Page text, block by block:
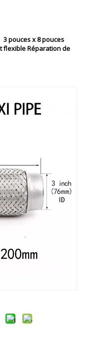
3 pouces x 8 pouces
flexible Réparation de